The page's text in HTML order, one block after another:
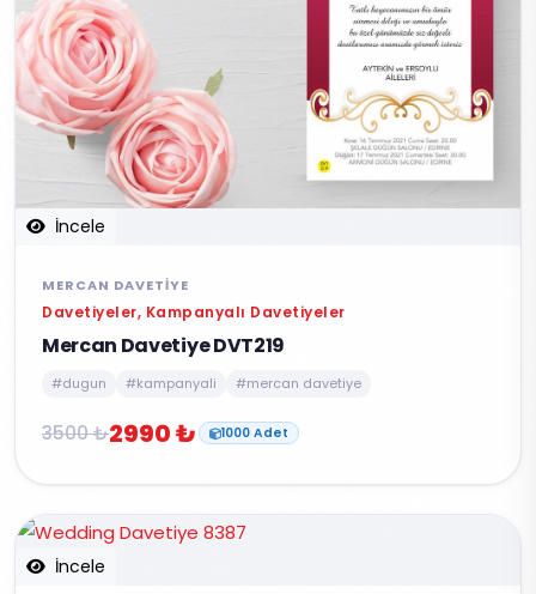
İncele
MERCAN DAVETIYE
Davetiyeler, Kampanyalı Davetiyeler
Mercan Davetiye DVT219
#dugun #kampanyali #mercan davetiye
3500 ₺2990 ₺ 1000 Adet
İncele